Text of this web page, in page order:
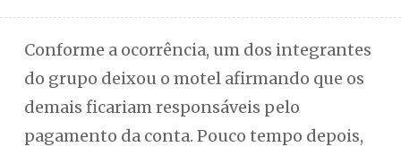
Conforme a ocorrência, um dos integrantes
do grupo deixou o motel afirmando que os
demais ficariam responsáveis pelo
pagamento da conta. Pouco tempo depois,